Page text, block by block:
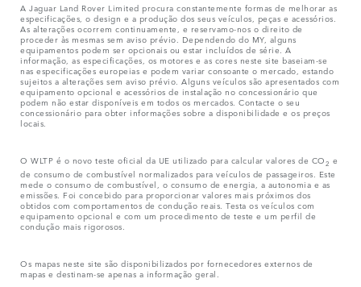
A Jaguar Land Rover Limited procura constantemente formas de melhorar as
especificações, o design e a produção dos seus veículos, peças e acessórios.
As alterações ocorrem continuamente, e reservamo-nos o direito de
proceder às mesmas sem aviso prévio. Dependendo do MY, alguns
equipamentos podem ser opcionais ou estar incluídos de série. A
informação, as especificações, os motores e as cores neste site baseiam-se
nas especificações europeias e podem variar consoante o mercado, estando
sujeitos a alterações sem aviso prévio. Alguns veículos são apresentados com
equipamento opcional e acessórios de instalação no concessionário que
podem não estar disponíveis em todos os mercados. Contacte o seu
concessionário para obter informações sobre a disponibilidade e os preços
locais.
O WLTP é o novo teste oficial da UE utilizado para calcular valores de CO2 e
de consumo de combustível normalizados para veículos de passageiros. Este
mede o consumo de combustível, o consumo de energia, a autonomia e as
emissões. Foi concebido para proporcionar valores mais próximos dos
obtidos com comportamentos de condução reais. Testa os veículos com
equipamento opcional e com um procedimento de teste e um perfil de
condução mais rigorosos.
Os mapas neste site são disponibilizados por fornecedores externos de
mapas e destinam-se apenas a informação geral.